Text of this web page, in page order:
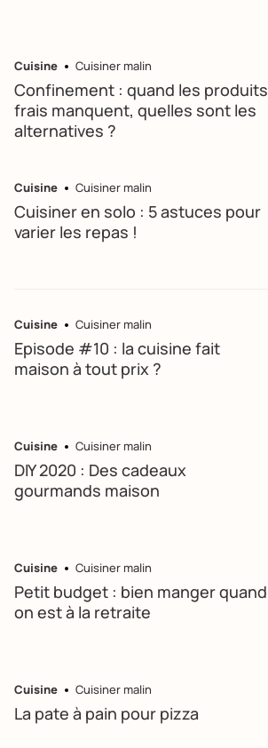
Cuisine Cuisiner malin
Confinement : quand les produits
frais manquent, quelles sont les
alternatives ?
Cuisine Cuisiner malin
Cuisiner en solo : 5 astuces pour
varier les repas !
Cuisine Cuisiner malin
Episode #10 : la cuisine fait
maison à tout prix ?
Cuisine Cuisiner malin
DIY 2020 : Des cadeaux
gourmands maison
Cuisine Cuisiner malin
Petit budget : bien manger quand
on est à la retraite
Cuisine Cuisiner malin
La pate à pain pour pizza